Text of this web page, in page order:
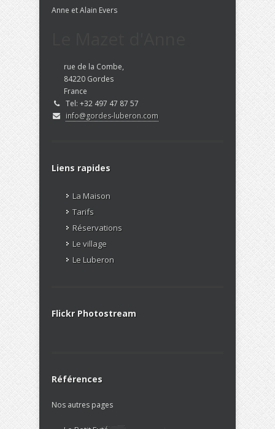
Anne et Alain Evers
rue de la Combe,
84220 Gordes
France
Tel: +32 497 47 87 57
info@gordes-luberon.com
Liens rapides
La Maison
Tarifs
Réservations
Le village
Le Luberon
Flickr Photostream
Références
Nos autres pages